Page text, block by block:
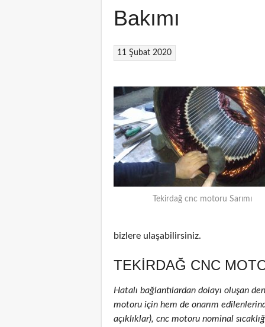
Bakımı
11 Şubat 2020
Tekirdağ cnc motoru Sarımı
bizlere ulaşabilirsiniz.
TEKIRDAĞ CNC
Hatalı bağlantılardan dolayı oluşan
motoru için hem de onarım
açıklıklar), cnc motoru nominal